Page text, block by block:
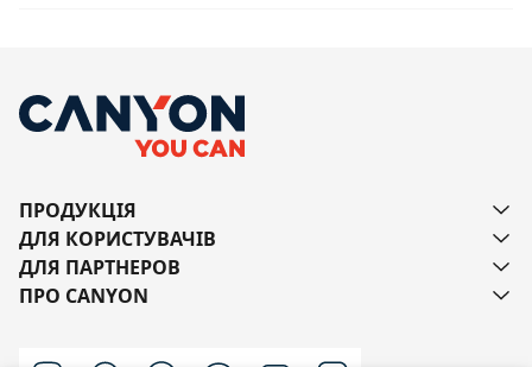
ПРОДУКЦІЯ
ДЛЯ КОРИСТУВАЧІВ
ДЛЯ ПАРТНЕРОВ
ПРО CANYON